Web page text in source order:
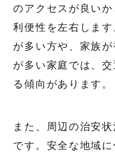
のアクセスが良い
利便性を左右しま
が多い方や、家族
が多い家庭では、
る傾向があります。
また、周辺の治安
です。安全な地域